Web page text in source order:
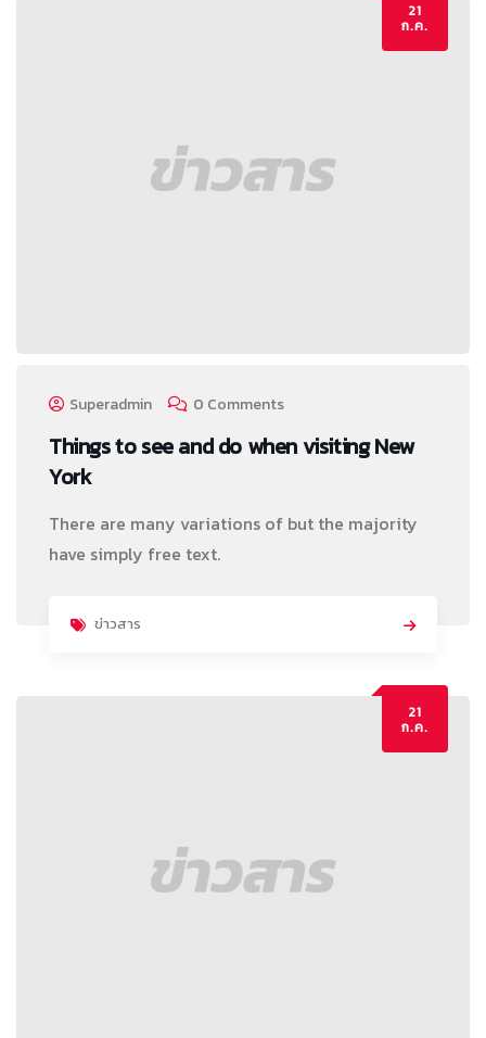
21
ก.ค.
Superadmin 0 Comments
Things to see and do when visiting New
York
There are many variations of but the majority
have simply free text.
ข่าวสาร
21
ก.ค.